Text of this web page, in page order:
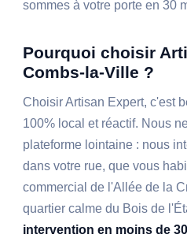
sommes à votre porte en 30
Pourquoi choisir
Combs-la-Ville ?
Choisir Artisan Expert, c'est
100% local et réactif. Nous
plateforme lointaine : nous
dans votre rue, que vous
commercial de l'Allée de la
quartier calme du Bois de
intervention en moins de